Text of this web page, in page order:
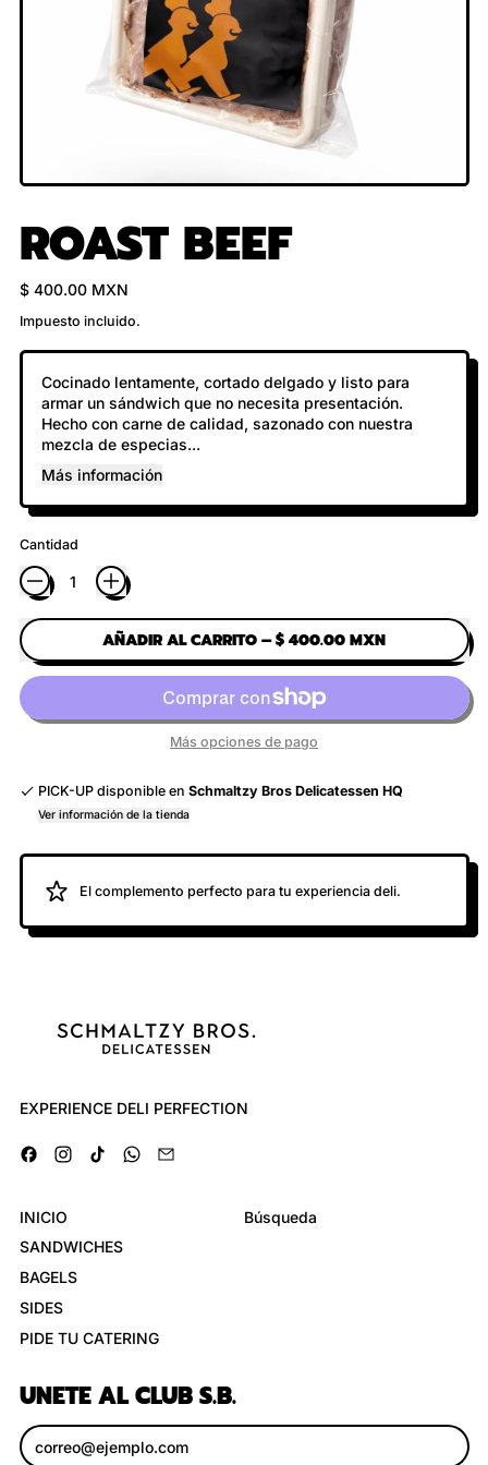
ROAST BEEF
Precio habitual
$ 400.00 MXN
Impuesto incluido.
Cocinado lentamente, cortado delgado y listo para
armar un sándwich que no necesita presentación.
Hecho con carne de calidad, sazonado con nuestra
mezcla de especias...
Más información
Cantidad
AÑADIR AL CARRITO–$ 400.00 MXN
Más opciones de pago
PICK-UP disponible en Schmaltzy Bros Delicatessen HQ
Ver información de la tienda
El complemento perfecto para tu experiencia deli.
EXPERIENCE DELI PERFECTION
Facebook
Instagram
TikTokWhatsApp
INICIO
SANDWICHES
BAGELS
SIDES
PIDE TU CATERING
Búsqueda
UNETE AL CLUB S.B.
Dirección de correo electrónico